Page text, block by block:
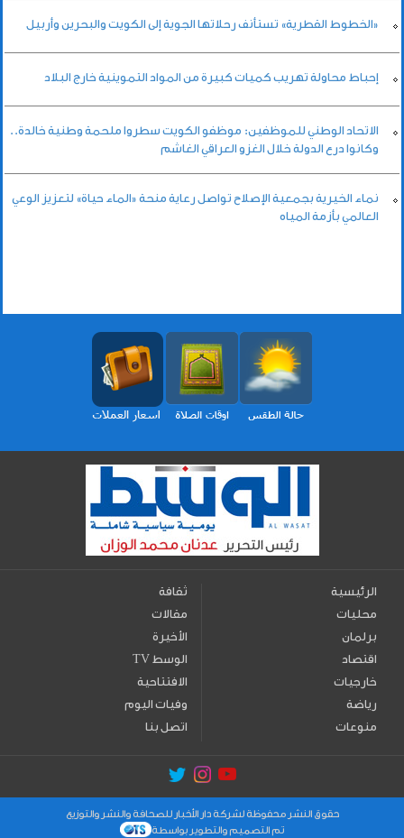
«الخطوط القطرية» تستأنف رحلاتها الجوية إلى الكويت والبحرين وأربيل
إحباط محاولة تهريب كميات كبيرة من المواد التموينية خارج البلاد
الاتحاد الوطني للموظفين: موظفو الكويت سطروا ملحمة وطنية خالدة..
وكانوا درع الدولة خلال الغزو العراقي الغاشم
نماء الخيرية بجمعية الإصلاح تواصل رعاية منحة «الماء حياة» لتعزيز الوعي
العالمي بأزمة المياه
الرئيسية
محليات
برلمان
اقتصاد
خارجيات
رياضة
منوعات
ثقافة
مقالات
الأخيرة
TV الوسط
الافتتاحية
وفيات اليوم
اتصل بنا
حقوق النشر محفوظة لشركة دار الأخبار للصحافة والنشر والتوزيع
تم التصميم والتطوير بواسطة